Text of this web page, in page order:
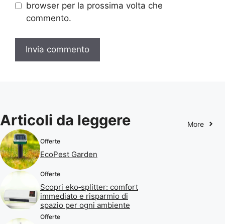
browser per la prossima volta che
commento.
Articoli da leggere More
Offerte
EcoPest Garden
Offerte
Scopri eko‑splitter: comfort
immediato e risparmio di
spazio per ogni ambiente
Offerte